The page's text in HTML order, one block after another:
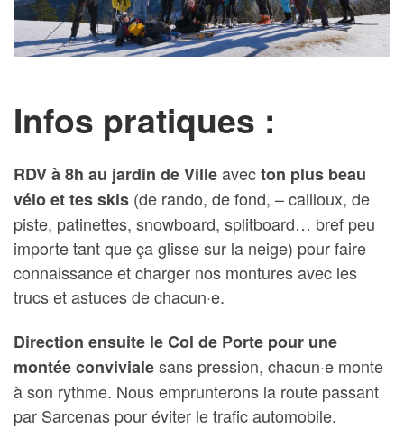
Infos pratiques :
RDV à 8h au jardin de Villeavecton plus beau
vélo et tes skis (de rando, de fond, – cailloux, de
piste, patinettes, snowboard, splitboard… bref peu
importe tant que ça glisse sur la neige) pour faire
connaissance et charger nos montures avec les
trucs et astuces de chacun·e.
Direction ensuite le Col de Porte pour une
montée convivialesans pression, chacun·e monte
à son rythme. Nous emprunterons la route passant
par Sarcenas pour éviter le trafic automobile.